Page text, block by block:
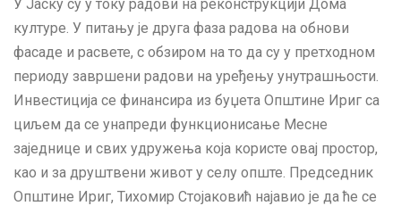
У Јаску су у току радови на реконструкцији Дома
културе. У питању је друга фаза радова на обнови
фасаде и расвете, с обзиром на то да су у претходном
периоду завршени радови на уређењу унутрашњости.
Инвестиција се финансира из буџета Општине Ириг са
циљем да се унапреди функционисање Месне
заједнице и свих удружења која користе овај простор,
као и за друштвени живот у селу опште. Председник
Општине Ириг, Тихомир Стојаковић најавио је да ће се